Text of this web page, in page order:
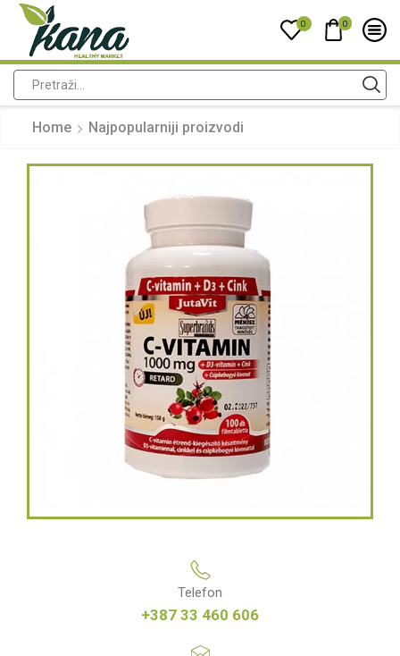
0 0
Home Najpopularniji proizvodi
Telefon
+387 33 460 606